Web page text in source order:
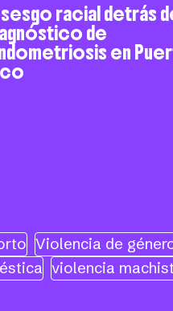
sesgo racial detrás
de
en
Violencia de
violencia